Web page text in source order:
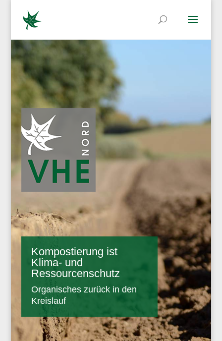
Kompostierung ist
Klima- und
Ressourcenschutz
Organisches zurück in den
Kreislauf